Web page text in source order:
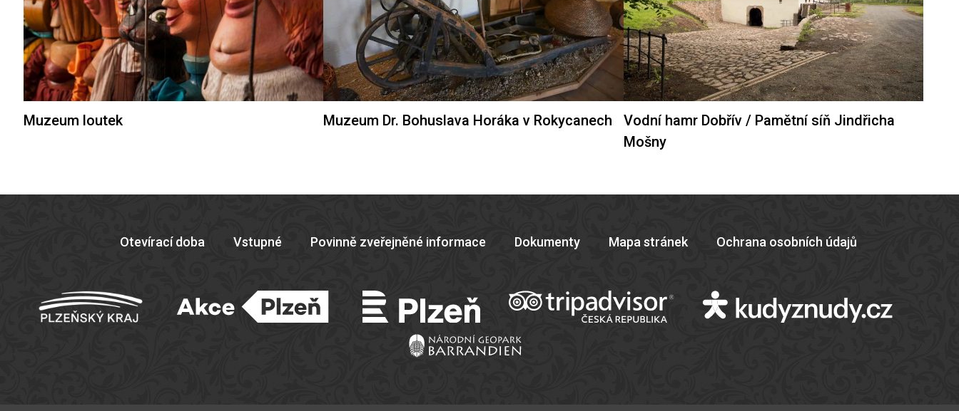
Muzeum loutek Muzeum Dr. Bohuslava Horáka v Rokycanech
Vodní hamr Dobřív / Pamětní síň Jindřicha
Mošny
Otevírací doba Vstupné Povinně zveřejněné informace Dokumenty Mapa stránek Ochrana osobních údajů